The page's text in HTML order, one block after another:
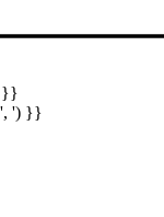
}}
', ') }}